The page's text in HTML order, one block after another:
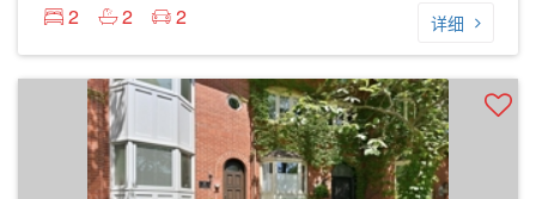
2
2 2 详细